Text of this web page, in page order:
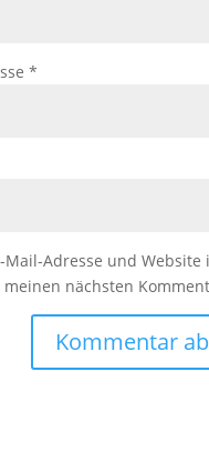
*
Mail-Adresse und Website
nächsten